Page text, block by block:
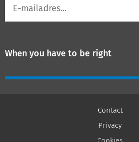
mailadres
When you have to be right
Contact
Privacy